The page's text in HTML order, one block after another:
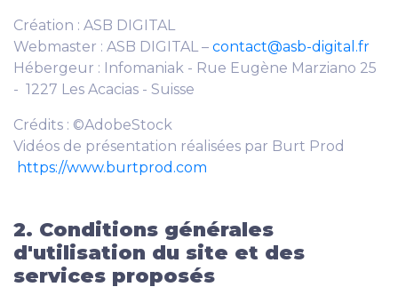
Création : ASB DIGITAL
Webmaster : ASB DIGITAL – contact@asb-digital.fr
Hébergeur : Infomaniak - Rue Eugène Marziano 25
- 1227 Les Acacias - Suisse
Crédits : ©AdobeStock
Vidéos de présentation réalisées par Burt Prod
https://www.burtprod.com
2. Conditions générales
d'utilisation du site et des
services proposés